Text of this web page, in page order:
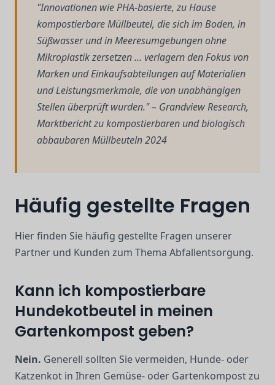
"Innovationen wie PHA-basierte, zu Hause
kompostierbare Müllbeutel, die sich im Boden, in
Süßwasser und in Meeresumgebungen ohne
Mikroplastik zersetzen … verlagern den Fokus von
Marken und Einkaufsabteilungen auf Materialien
und Leistungsmerkmale, die von unabhängigen
Stellen überprüft wurden." – Grandview Research,
Marktbericht zu kompostierbaren und biologisch
abbaubaren Müllbeuteln 2024
Häufig gestellte Fragen
Hier finden Sie häufig gestellte Fragen unserer
Partner und Kunden zum Thema Abfallentsorgung.
Kann ich kompostierbare
Hundekotbeutel in meinen
Gartenkompost geben?
Nein. Generell sollten Sie vermeiden, Hunde- oder
Katzenkot in Ihren Gemüse- oder Gartenkompost zu